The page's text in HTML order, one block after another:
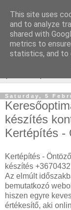
Online
körű
Saturday, 5
készítés
Kertépítés -
Kertépítés -
készítés
Az elmúlt
bemutatkozó
hiszen egyre
értékesítő, aki
This site uses
and to analyze
shared with
metrics to
statistics, and to